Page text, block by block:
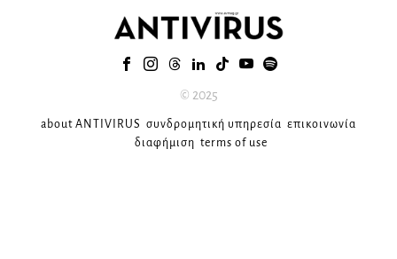
© 2025
about ANTIVIRUS συνδρομητική υπηρεσία επικοινωνία
διαφήμιση terms of use